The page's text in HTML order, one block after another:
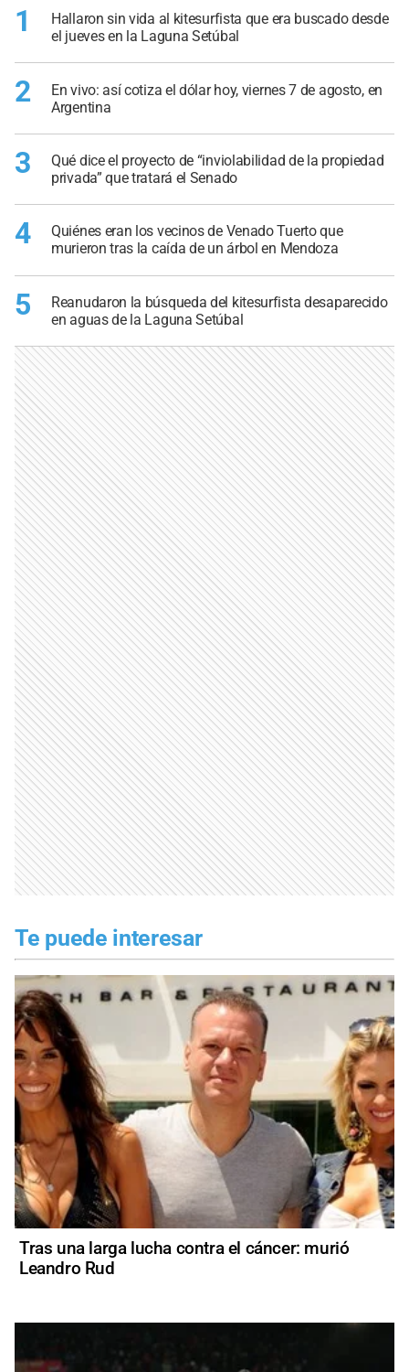
1
Hallaron sin vida al kitesurfista que era buscado desde
el jueves en la Laguna Setúbal
2
En vivo: así cotiza el dólar hoy, viernes 7 de agosto, en
Argentina
3
Qué dice el proyecto de “inviolabilidad de la propiedad
privada” que tratará el Senado
4
Quiénes eran los vecinos de Venado Tuerto que
murieron tras la caída de un árbol en Mendoza
5
Reanudaron la búsqueda del kitesurfista desaparecido
en aguas de la Laguna Setúbal
Te puede interesar
Tras una larga lucha contra el cáncer: murió
Leandro Rud